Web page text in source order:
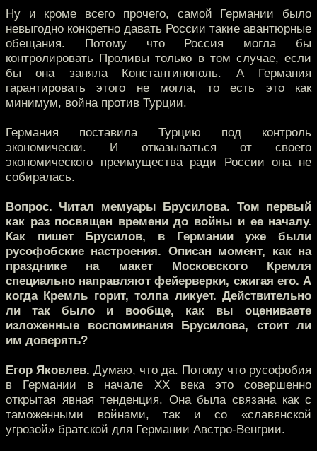
Ну и кроме всего прочего, самой Германии было
невыгодно конкретно давать России такие авантюрные
обещания. Потому что Россия могла бы
контролировать Проливы только в том случае, если
бы она заняла Константинополь. А Германия
гарантировать этого не могла, то есть это как
минимум, война против Турции.
Германия поставила Турцию под контроль
экономически. И отказываться от своего
экономического преимущества ради России она не
собиралась.
Вопрос. Читал мемуары Брусилова. Том первый
как раз посвящен времени до войны и ее началу.
Как пишет Брусилов, в Германии уже были
русофобские настроения. Описан момент, как на
празднике на макет Московского Кремля
специально направляют фейерверки, сжигая его. А
когда Кремль горит, толпа ликует. Действительно
ли так было и вообще, как вы оцениваете
изложенные воспоминания Брусилова, стоит ли
им доверять?
Егор Яковлев. Думаю, что да. Потому что русофобия
в Германии в начале XX века это совершенно
открытая явная тенденция. Она была связана как с
таможенными войнами, так и со «славянской
угрозой» братской для Германии Австро-Венгрии.